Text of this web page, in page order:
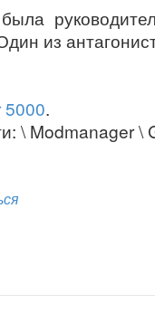
из
5000.
\ Modmanager